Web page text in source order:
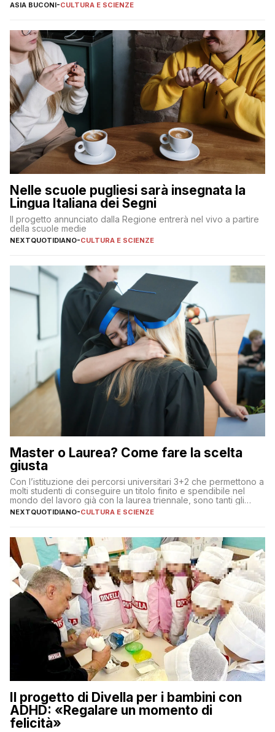
ASIA BUCONI-CULTURA E SCIENZE
Nelle scuole pugliesi sarà insegnata la
Lingua Italiana dei Segni
Il progetto annunciato dalla Regione entrerà nel vivo a partire
della scuole medie
NEXTQUOTIDIANO-CULTURA E SCIENZE
Master o Laurea? Come fare la scelta
giusta
Con l’istituzione dei percorsi universitari 3+2 che permettono a
molti studenti di conseguire un titolo finito e spendibile nel
mondo del lavoro già con la laurea triennale, sono tanti gli
interrogativi che si pongono gli studenti una volta raggiunto
l’obiettivo di primo livello
NEXTQUOTIDIANO-CULTURA E SCIENZE
Il progetto di Divella per i bambini con
ADHD: «Regalare un momento di
felicità»